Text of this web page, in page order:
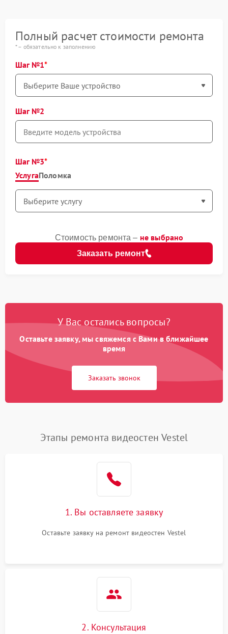
Полный расчет стоимости ремонта
* – обязательно к заполнению
Шаг №1
Шаг №2
Шаг №3
УслугаПоломка
Заказать ремонт
Стоимость ремонта – не выбрано
У Вас остались вопросы?
Оставьте заявку, мы свяжемся с Вами в ближайшее
время
Заказать звонок
Этапы ремонта видеостен Vestel
1. Вы оставляете заявку
Оставьте заявку на ремонт видеостен Vestel
2. Консультация